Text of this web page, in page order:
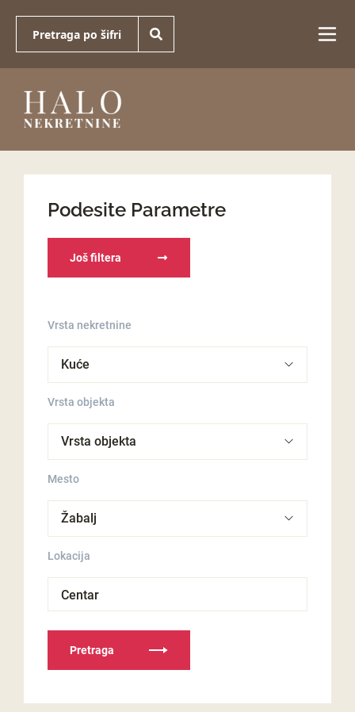
Podesite Parametre
Još filtera
Vrsta nekretnine
Vrsta objekta
Mesto
Lokacija
Centar
Pretraga